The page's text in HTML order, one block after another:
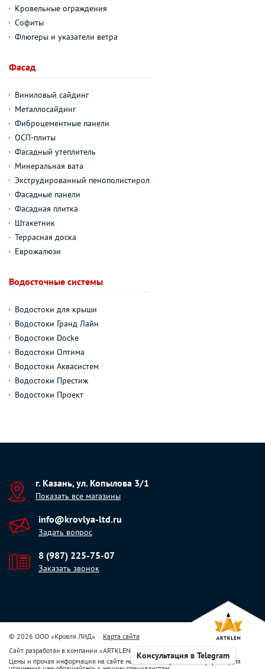
Кровельные ограждения
Софиты
Флюгеры и указатели ветра
Фасад
Виниловый сайдинг
Металлосайдинг
Фиброцементные панели
ОСП-плиты
Фасадный утеплитель
Минеральная вата
Экструдированный пенополистирол
Фасадные панели
Фасадная плитка
Штакетник
Террасная доска
Еврожалюзи
Водосточные системы
Водостоки для крыши
Водостоки Гранд Лайн
Водостоки Docke
Водостоки Оптима
Водостоки Аквасистем
Водостоки Престиж
Водостоки Проект
г. Казань, ул. Копылова 3/1
Показать все магазины
info@krovlya-ltd.ru
Задать вопрос
8 (987) 225-75-07
Заказать звонок
© 2026 ООО «Кровля ЛИД»
Карта сайта
Сайт разработан в компании «ARTKLEN
Цены и прочая информация на сайте не являются публичной офертой. Для
Консультация в Telegram